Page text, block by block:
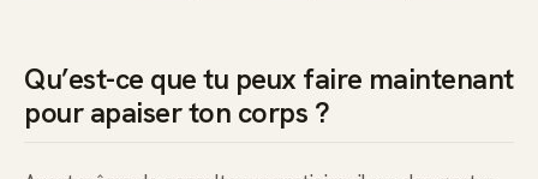
Qu’est-ce que tu peux faire maintenant
pour apaiser ton corps ?